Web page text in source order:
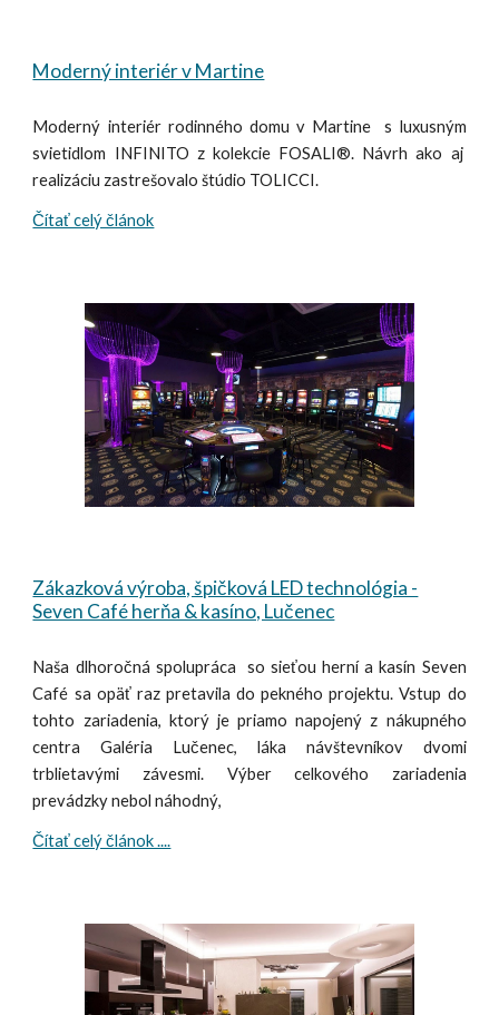
Moderný interiér v Martine
Moderný interiér rodinného domu v Martine s luxusným
svietidlom INFINITO z kolekcie FOSALI®. Návrh ako aj
realizáciu zastrešovalo štúdio TOLICCI.
Čítať celý článok
Zákazková výroba, špičková LED technológia -
Seven Café herňa & kasíno, Lučenec
Naša dlhoročná spolupráca so sieťou herní a kasín Seven
Café sa opäť raz pretavila do pekného projektu. Vstup do
tohto zariadenia, ktorý je priamo napojený z nákupného
centra Galéria Lučenec, láka návštevníkov dvomi
trblietavými závesmi. Výber celkového zariadenia
prevádzky nebol náhodný,
Čítať celý článok ....